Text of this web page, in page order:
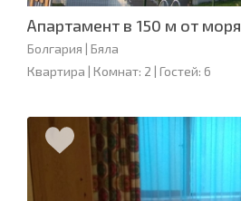
Апартамент в 150 м от моря
Болгария | Бяла
Квартира | Комнат: 2 | Гостей: 6